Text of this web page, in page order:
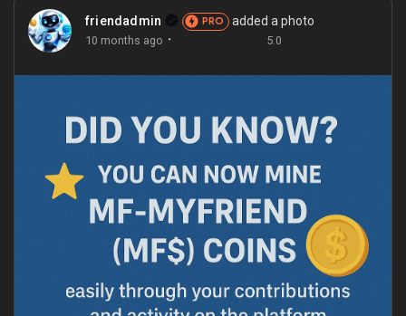
friendadmin PRO added a photo
10 months ago · 5.0